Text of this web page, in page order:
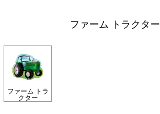
ファーム トラクター
ファーム トラ
クター